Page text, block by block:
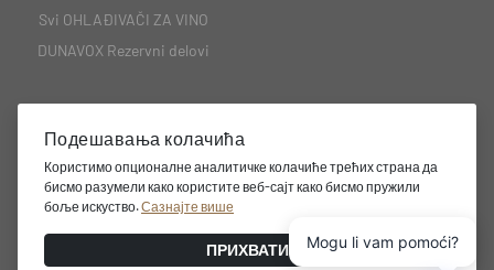
Svi OHLAĐIVAČI ZA VINO
DUNAVOX Rezervni delovi
KONTAKT
Belgrad Omladinskih brigada 86J (lokal 7) West65
+381 069 465 3333
info@vinskevitrine.si
Подешавања колачића
Користимо опционалне аналитичке колачиће трећих страна да
бисмо разумели како користите веб-сајт како бисмо пружили
боље искуство.Сазнајте више
ПРИХВАТИ Mogu li vam pomoći?